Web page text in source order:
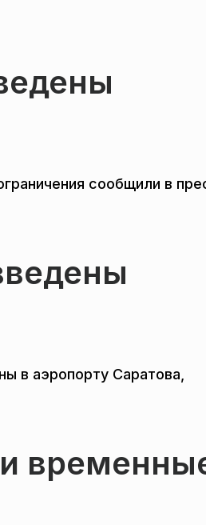
сообщили в
в аэропорту Саратова,